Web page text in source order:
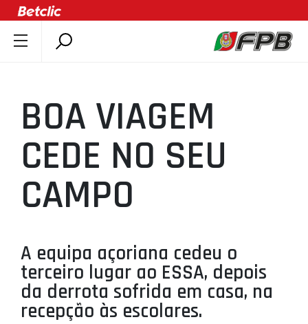
ÚLTIMAS
COMPETIÇÕES
ASSOCIAÇÕES
CLUBES
AGENTES
SELEÇÕES
MINIBASQUETE
ÁREA TÉCNICA
BOA VIAGEM
CEDE NO SEU
CAMPO
A equipa açoriana cedeu o
terceiro lugar ao ESSA, depois
da derrota sofrida em casa, na
recepção às escolares.